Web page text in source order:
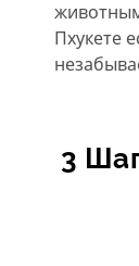
Пхукете
3